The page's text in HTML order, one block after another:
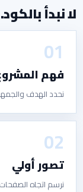
لا نبدأ
01
فهم
نحدد الهدف
02
تصور أولي
نرسم اتجاه